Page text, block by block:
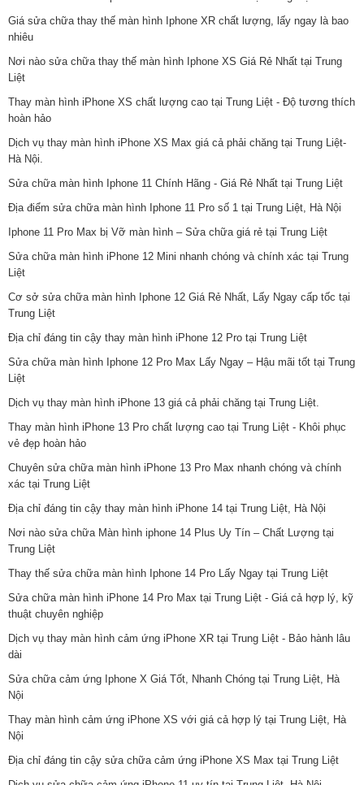
Giá sửa chữa thay thế màn hình Iphone XR chất lượng, lấy ngay là bao
nhiêu
Nơi nào sửa chữa thay thế màn hình Iphone XS Giá Rẻ Nhất tại Trung
Liệt
Thay màn hình iPhone XS chất lượng cao tại Trung Liệt - Độ tương thích
hoàn hảo
Dịch vụ thay màn hình iPhone XS Max giá cả phải chăng tại Trung Liệt-
Hà Nội.
Sửa chữa màn hình Iphone 11 Chính Hãng - Giá Rẻ Nhất tại Trung Liệt
Địa điểm sửa chữa màn hình Iphone 11 Pro số 1 tại Trung Liệt, Hà Nội
Iphone 11 Pro Max bị Vỡ màn hình – Sửa chữa giá rẻ tại Trung Liệt
Sửa chữa màn hình iPhone 12 Mini nhanh chóng và chính xác tại Trung
Liệt
Cơ sở sửa chữa màn hình Iphone 12 Giá Rẻ Nhất, Lấy Ngay cấp tốc tại
Trung Liệt
Địa chỉ đáng tin cậy thay màn hình iPhone 12 Pro tại Trung Liệt
Sửa chữa màn hình Iphone 12 Pro Max Lấy Ngay – Hậu mãi tốt tại Trung
Liệt
Dịch vụ thay màn hình iPhone 13 giá cả phải chăng tại Trung Liệt.
Thay màn hình iPhone 13 Pro chất lượng cao tại Trung Liệt - Khôi phục
vẻ đẹp hoàn hảo
Chuyên sửa chữa màn hình iPhone 13 Pro Max nhanh chóng và chính
xác tại Trung Liệt
Địa chỉ đáng tin cậy thay màn hình iPhone 14 tại Trung Liệt, Hà Nội
Nơi nào sửa chữa Màn hình iphone 14 Plus Uy Tín – Chất Lượng tại
Trung Liệt
Thay thế sửa chữa màn hình Iphone 14 Pro Lấy Ngay tại Trung Liệt
Sửa chữa màn hình iPhone 14 Pro Max tại Trung Liệt - Giá cả hợp lý, kỹ
thuật chuyên nghiệp
Dịch vụ thay màn hình cảm ứng iPhone XR tại Trung Liệt - Bảo hành lâu
dài
Sửa chữa cảm ứng Iphone X Giá Tốt, Nhanh Chóng tại Trung Liệt, Hà
Nội
Thay màn hình cảm ứng iPhone XS với giá cả hợp lý tại Trung Liệt, Hà
Nội
Địa chỉ đáng tin cậy sửa chữa cảm ứng iPhone XS Max tại Trung Liệt